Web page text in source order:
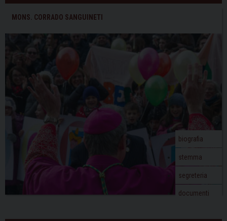
MONS. CORRADO SANGUINETI
biografia
stemma
segreteria
documenti